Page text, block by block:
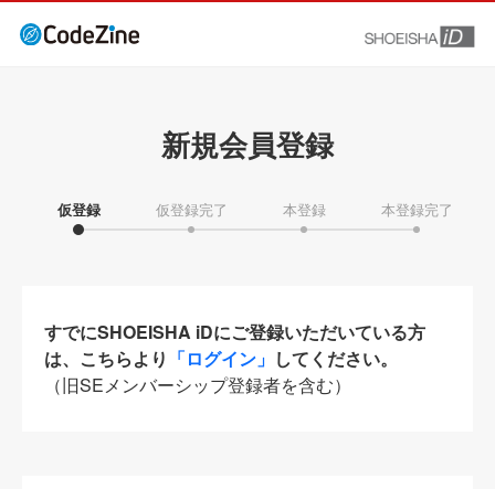
新規会員登録
仮登録 仮登録完了 本登録 本登録完了
すでにSHOEISHA iDにご登録いただいている方
は、こちらより 「ログイン」 してください。
（旧SEメンバーシップ登録者を含む）